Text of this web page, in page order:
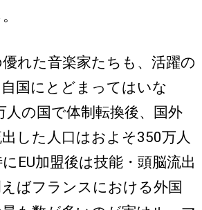
れた音楽家たちも、活躍の
国にとどまってはいな
人の国で体制転換後、国外
した人口はおよそ350万人
EU加盟後は技能・頭脳流出
ばフランスにおける外国